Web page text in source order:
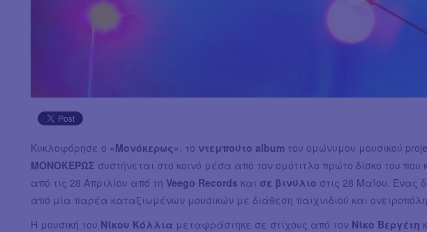
Κυκλοφόρησε ο «Μονόκερως» , το ντεμπούτο album του ομώνυμου μουσικού
ΜΟΝΟΚΕΡΩΣ συστήνεται στο κοινό μέσα από τον ομότιτλο πρώτο δίσκο του που
από τις 28 Απριλίου από τη Veego Records και σε βινύλιο στις 28 Μαΐου. Ένας
από μία παρέα καταξιωμένων μουσικών με διάθεση παιχνιδιού και
Η μουσική του Νίκου Κόλλια μεταφράστηκε σε στίχους από τον Νίκο Βεργέτη